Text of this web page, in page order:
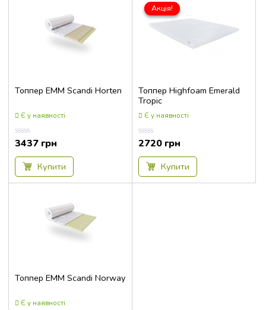
Топпер EMM Scandi Horten
Є у наявності
Оцінка
0.00
з
3437 грн
Купити
Акція!
Топпер Highfoam Emerald
Tropiс
Є у наявності
Оцінка
0.00
з
2720 грн
Купити
Топпер EMM Scandi Norway
Є у наявності